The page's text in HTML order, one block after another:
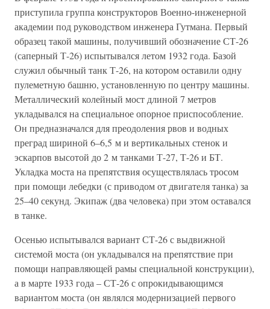
приступила группа конструкторов Военно-инженерной
академии под руководством инженера Гутмана. Первый
образец такой машины, получивший обозначение СТ-26
(саперный Т-26) испытывался летом 1932 года. Базой
служил обычный танк Т-26, на котором оставили одну
пулеметную башню, установленную по центру машины.
Металлический колейный мост длиной 7 метров
укладывался на специальное опорное приспособление.
Он предназначался для преодоления рвов и водных
преград шириной 6–6,5 м и вертикальных стенок и
эскарпов высотой до 2 м танками Т-27, Т-26 и БТ.
Укладка моста на препятствия осуществлялась тросом
при помощи лебедки (с приводом от двигателя танка) за
25–40 секунд. Экипаж (два человека) при этом оставался
в танке.
Осенью испытывался вариант СТ-26 с выдвижной
системой моста (он укладывался на препятствие при
помощи направляющей рамы специальной конструкции),
а в марте 1933 года – СТ-26 с опрокидывающимся
вариантом моста (он являлся модернизацией первого